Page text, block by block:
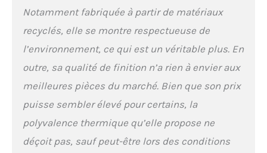
Notamment fabriquée à partir de matériaux
recyclés, elle se montre respectueuse de
l’environnement, ce qui est un véritable plus. En
outre, sa qualité de finition n’a rien à envier aux
meilleures pièces du marché. Bien que son prix
puisse sembler élevé pour certains, la
polyvalence thermique qu’elle propose ne
déçoit pas, sauf peut-être lors des conditions